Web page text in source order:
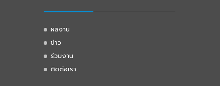
ผลงาน
ข่าว
ร่วมงาน
ติดต่อเรา